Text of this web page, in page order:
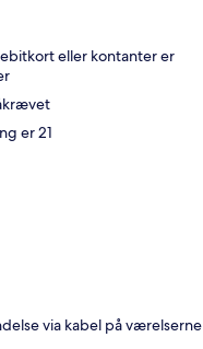
eller kontanter er
er 21
via kabel på værelserne